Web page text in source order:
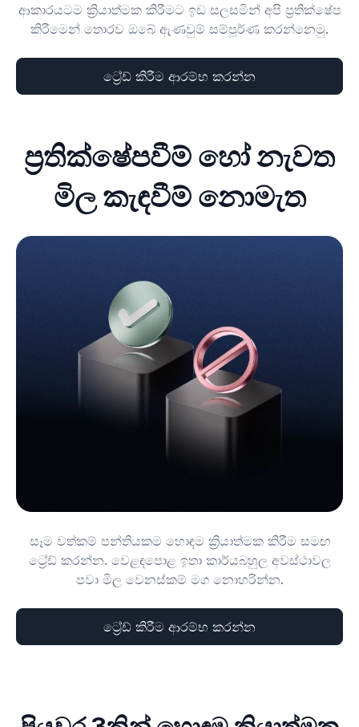
ආකාරයටම ක්‍රියාත්මක කිරීමට ඉඩ සලසමින් අපි ප්‍රතික්ෂේප
කිරීමෙන් තොරව ඔබේ ඇණවුම් සම්පූර්ණ කරන්නෙමු.
ට්‍රේඩ් කිරීම ආරම්භ කරන්න
ප්‍රතික්ෂේපවීම් හෝ නැවත
මිල කැඳවීම් නොමැත
සෑම වත්කම් පන්තියකම හොඳම ක්‍රියාත්මක කිරීම සමඟ
ට්‍රේඩ් කරන්න. වෙළඳපොළ ඉතා කාර්යබහුල අවස්ථාවල
පවා මිල වෙනස්කම් මග නොහරින්න.
ට්‍රේඩ් කිරීම ආරම්භ කරන්න